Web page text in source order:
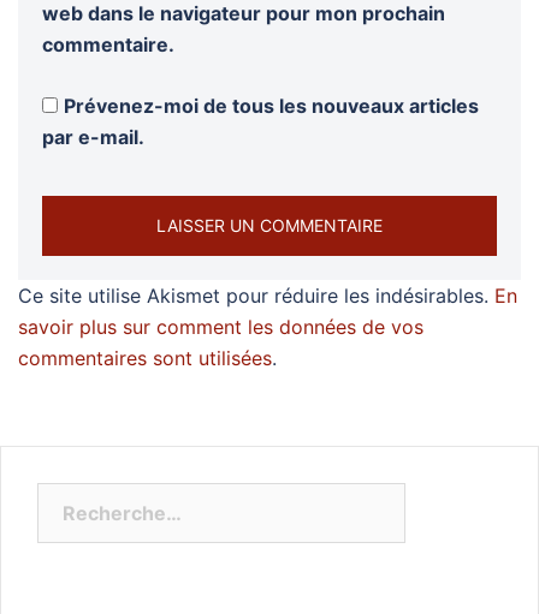
web dans le navigateur pour mon prochain
commentaire.
Prévenez-moi de tous les nouveaux articles
par e-mail.
Ce site utilise Akismet pour réduire les indésirables. En
savoir plus sur comment les données de vos
commentaires sont utilisées.